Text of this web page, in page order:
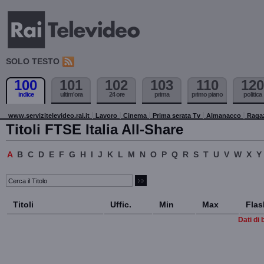
SOLO TESTO
100
indice
101
ultim'ora
102
24 ore
103
prima
110
primo piano
120
politica
www.servizitelevideo.rai.it Lavoro Cinema Prima serata Tv Almanacco
Titoli FTSE Italia All-Share
A B C D E F G H I J K L M N O P Q R S T U V W X Y
Titoli Uffic. Min Max
Dati di